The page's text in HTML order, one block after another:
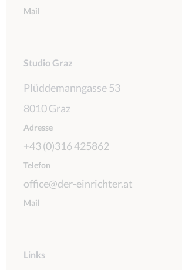
Mail
Studio Graz
Plüddemanngasse 53
8010 Graz
Adresse
+43 (0)316 425862
Telefon
office@der-einrichter.at
Mail
Links